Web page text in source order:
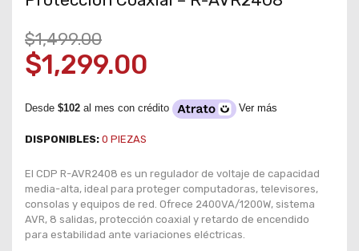
$1,499.00
$1,299.00
Desde $102 al mes con crédito Ver más
DISPONIBLES: 0 PIEZAS
El CDP R-AVR2408 es un regulador de voltaje de capacidad
media-alta, ideal para proteger computadoras, televisores,
consolas y equipos de red. Ofrece 2400VA/1200W, sistema
AVR, 8 salidas, protección coaxial y retardo de encendido
para estabilidad ante variaciones eléctricas.